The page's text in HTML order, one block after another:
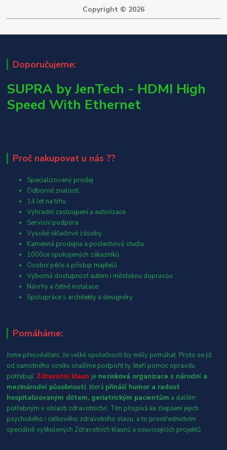
Copyright © 2026
Doporučujeme:
SUPRA by JenTech - HDMI High
Speed With Ethernet
Proč nakupovat u nás ??
Specializovaný prodej
Odborné znalosti
14 let na trhu
Výhradní zastoupení a autorizace
Servisní podpora
Vysoké skladové zásoby
Kamenná prodejna a poslechová studia
1000ce spokojených zákazníků
Osobní péče a přístup majitelů
Výborná dostupnost autem i městskou dopravou
Návrhy a četné instalace
Spolupráce s architekty a designéry
Pomáháme:
Jsme přesvědčení, že velké společnosti by měly pomáhat. Proto se již
od samotného vzniku snažíme podpořit ty, kteří pomoc opravdu
potřebují. Zdravotní klaun je nezisková organizace s národní a
mezinárodní působností, která přináší humor a radost
hospitalizovaným dětem, geriatrickým pacientům a dalším
potřebným v oblasti zdravotnictví. Tím přispívá ke zlepšení jejich
psychického i celkového zdravotního stavu, a to prostřednictvím
speciálně vyškolených Zdravotních klaunů a souvisejících projektů.